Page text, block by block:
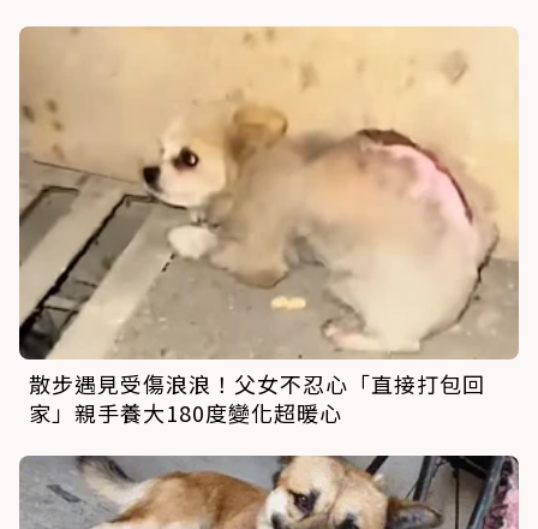
散步遇見受傷浪浪！父女不忍心「直接打包回
家」親手養大180度變化超暖心